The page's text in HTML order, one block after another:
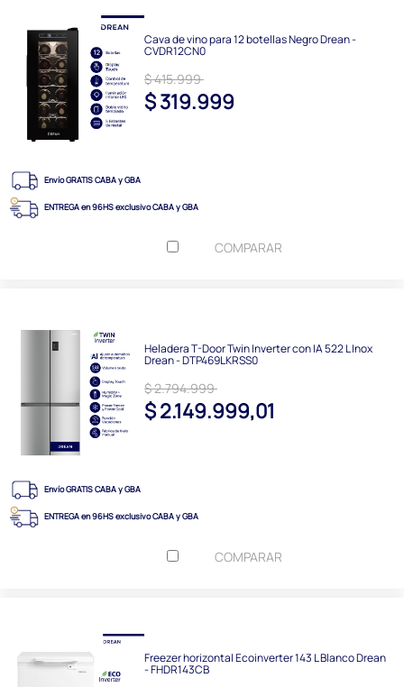
Cava de vino para 12 botellas Negro Drean -
CVDR12CN0
$ 415.999
$ 319.999
Envío GRATIS CABA y GBA
ENTREGA en 96HS exclusivo CABA y GBA
COMPARAR
Heladera T-Door Twin Inverter con IA 522 L Inox
Drean - DTP469LKRSS0
$ 2.794.999
$ 2.149.999,01
Envío GRATIS CABA y GBA
ENTREGA en 96HS exclusivo CABA y GBA
COMPARAR
Freezer horizontal Ecoinverter 143 L Blanco Drean
- FHDR143CB